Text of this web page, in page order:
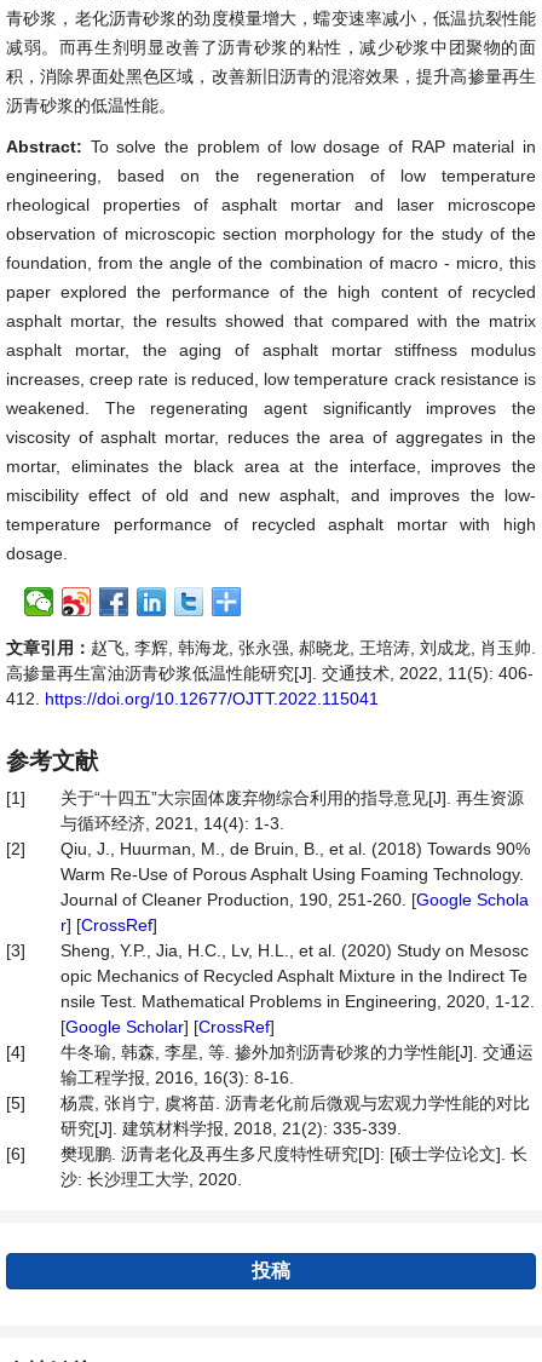
青砂浆，老化沥青砂浆的劲度模量增大，蠕变速率减小，低温抗裂性能
减弱。而再生剂明显改善了沥青砂浆的粘性，减少砂浆中团聚物的面
积，消除界面处黑色区域，改善新旧沥青的混溶效果，提升高掺量再生
沥青砂浆的低温性能。
Abstract: To solve the problem of low dosage of RAP material in
engineering, based on the regeneration of low temperature
rheological properties of asphalt mortar and laser microscope
observation of microscopic section morphology for the study of the
foundation, from the angle of the combination of macro - micro, this
paper explored the performance of the high content of recycled
asphalt mortar, the results showed that compared with the matrix
asphalt mortar, the aging of asphalt mortar stiffness modulus
increases, creep rate is reduced, low temperature crack resistance is
weakened. The regenerating agent significantly improves the
viscosity of asphalt mortar, reduces the area of aggregates in the
mortar, eliminates the black area at the interface, improves the
miscibility effect of old and new asphalt, and improves the low-
temperature performance of recycled asphalt mortar with high
dosage.
文章引用： 赵飞, 李辉, 韩海龙, 张永强, 郝晓龙, 王培涛, 刘成龙, 肖玉帅.
高掺量再生富油沥青砂浆低温性能研究[J]. 交通技术, 2022, 11(5): 406-
412. https://doi.org/10.12677/OJTT.2022.115041
参考文献
[1]
关于“十四五”大宗固体废弃物综合利用的指导意见[J]. 再生资源
与循环经济, 2021, 14(4): 1-3.
[2]
Qiu, J., Huurman, M., de Bruin, B., et al. (2018) Towards 90%
Warm Re-Use of Porous Asphalt Using Foaming Technology.
Journal of Cleaner Production, 190, 251-260. [Google Schola
r] [CrossRef]
[3]
Sheng, Y.P., Jia, H.C., Lv, H.L., et al. (2020) Study on Mesosc
opic Mechanics of Recycled Asphalt Mixture in the Indirect Te
nsile Test. Mathematical Problems in Engineering, 2020, 1-12.
[Google Scholar] [CrossRef]
[4]
牛冬瑜, 韩森, 李星, 等. 掺外加剂沥青砂浆的力学性能[J]. 交通运
输工程学报, 2016, 16(3): 8-16.
[5]
杨震, 张肖宁, 虞将苗. 沥青老化前后微观与宏观力学性能的对比
研究[J]. 建筑材料学报, 2018, 21(2): 335-339.
[6]
樊现鹏. 沥青老化及再生多尺度特性研究[D]: [硕士学位论文]. 长
沙: 长沙理工大学, 2020.
投稿